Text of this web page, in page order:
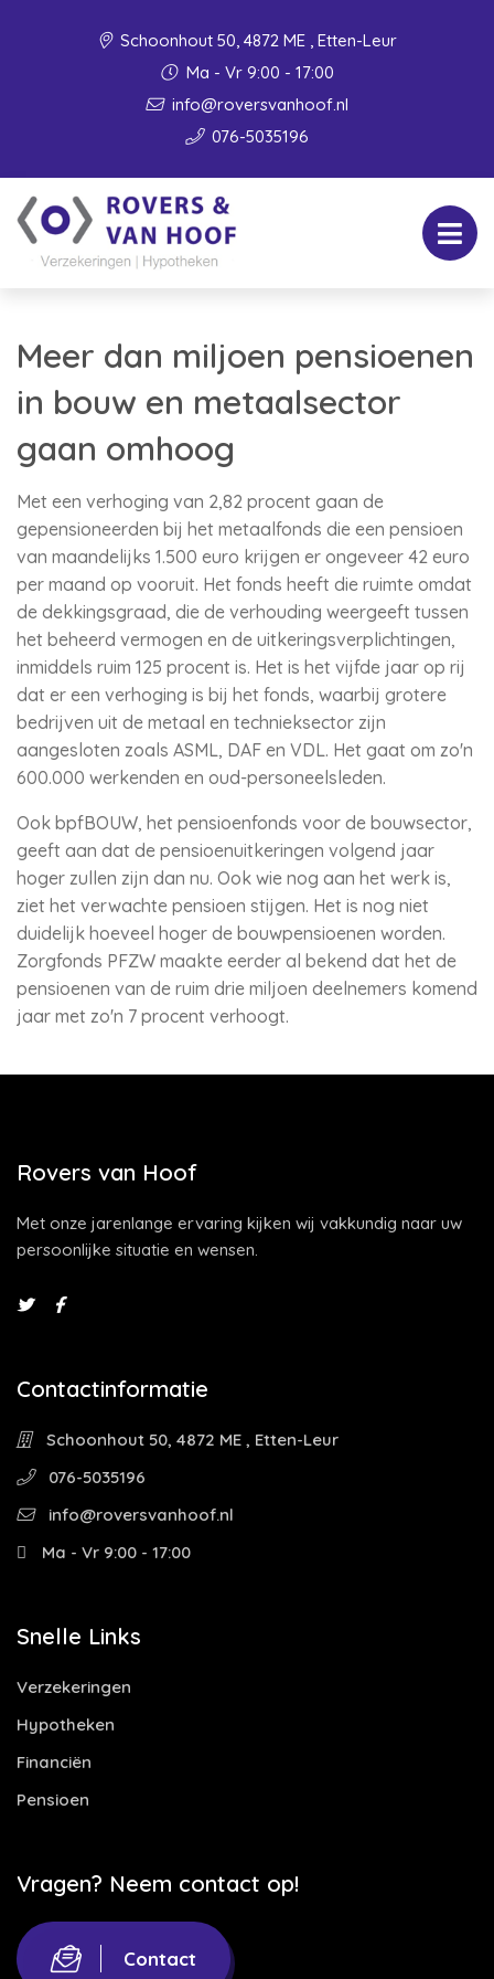
Schoonhout 50, 4872 ME , Etten-Leur
Ma - Vr 9:00 - 17:00
info@roversvanhoof.nl
076-5035196
Meer dan miljoen pensioenen
in bouw en metaalsector
gaan omhoog
Met een verhoging van 2,82 procent gaan de
gepensioneerden bij het metaalfonds die een pensioen
van maandelijks 1.500 euro krijgen er ongeveer 42 euro
per maand op vooruit. Het fonds heeft die ruimte omdat
de dekkingsgraad, die de verhouding weergeeft tussen
het beheerd vermogen en de uitkeringsverplichtingen,
inmiddels ruim 125 procent is. Het is het vijfde jaar op rij
dat er een verhoging is bij het fonds, waarbij grotere
bedrijven uit de metaal en technieksector zijn
aangesloten zoals ASML, DAF en VDL. Het gaat om zo'n
600.000 werkenden en oud-personeelsleden.
Ook bpfBOUW, het pensioenfonds voor de bouwsector,
geeft aan dat de pensioenuitkeringen volgend jaar
hoger zullen zijn dan nu. Ook wie nog aan het werk is,
ziet het verwachte pensioen stijgen. Het is nog niet
duidelijk hoeveel hoger de bouwpensioenen worden.
Zorgfonds PFZW maakte eerder al bekend dat het de
pensioenen van de ruim drie miljoen deelnemers komend
jaar met zo'n 7 procent verhoogt.
Rovers van Hoof
Met onze jarenlange ervaring kijken wij vakkundig naar uw
persoonlijke situatie en wensen.
Contactinformatie
Schoonhout 50, 4872 ME , Etten-Leur
076-5035196
info@roversvanhoof.nl
Ma - Vr 9:00 - 17:00
Snelle Links
Verzekeringen
Hypotheken
Financiën
Pensioen
Vragen? Neem contact op!
Contact